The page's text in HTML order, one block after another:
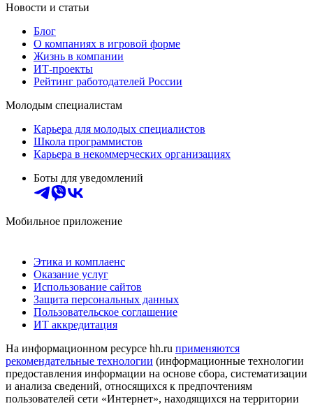
Новости и статьи
Блог
О компаниях в игровой форме
Жизнь в компании
ИТ-проекты
Рейтинг работодателей России
Молодым специалистам
Карьера для молодых специалистов
Школа программистов
Карьера в некоммерческих организациях
Боты для уведомлений
Мобильное приложение
Этика и комплаенс
Оказание услуг
Использование сайтов
Защита персональных данных
Пользовательское соглашение
ИТ аккредитация
На информационном ресурсе hh.ru применяются
рекомендательные технологии (информационные технологии
предоставления информации на основе сбора, систематизации
и анализа сведений, относящихся к предпочтениям
пользователей сети «Интернет», находящихся на территории